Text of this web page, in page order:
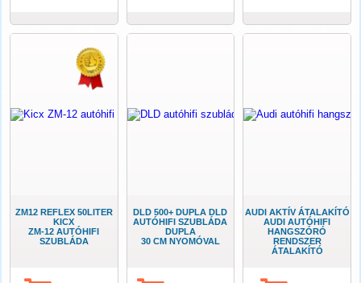
ZM12 REFLEX 50LITER
KICX
ZM-12 AUTÓHIFI
SZUBLÁDA
DLD 500+ DUPLA DLD
AUTÓHIFI SZUBLÁDA
DUPLA
30 CM NYOMÓVAL
AUDI AKTÍV ÁTALAKÍTÓ
AUDI AUTÓHIFI
HANGSZÓRÓ
RENDSZER
ÁTALAKÍTÓ